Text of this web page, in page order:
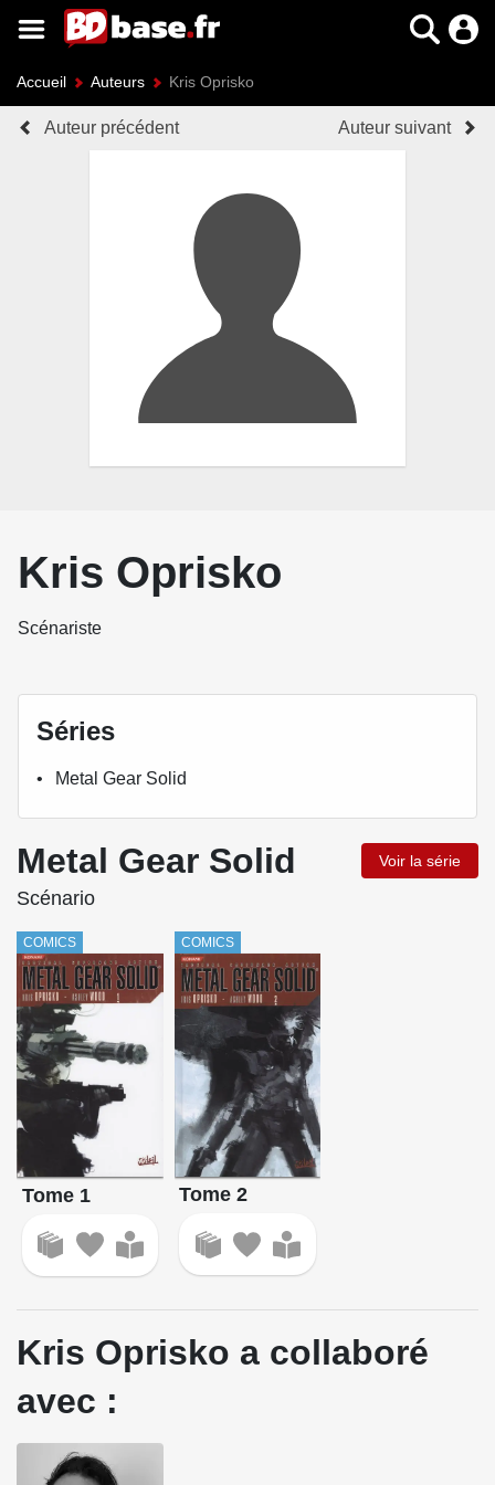
Accueil Auteurs Kris Oprisko
Auteur précédent Auteur suivant
Kris Oprisko
Scénariste
Séries
Metal Gear Solid
Metal Gear Solid Voir la série
Scénario
COMICS
Tome 1
COMICS
Tome 2
Kris Oprisko a collaboré
avec :